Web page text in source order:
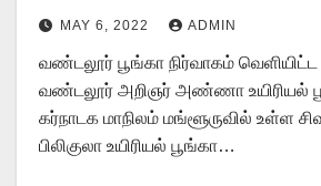
MAY 6, 2022 ADMIN
வண்டலூர் பூங்கா நிர்வாகம் வெளியிட்ட
வண்டலூர் அறிஞர் அண்ணா உயிரியல்
கர்நாடக மாநிலம் மங்ளூருவில் உள்ள
பிலிகுலா உயிரியல் பூங்கா…